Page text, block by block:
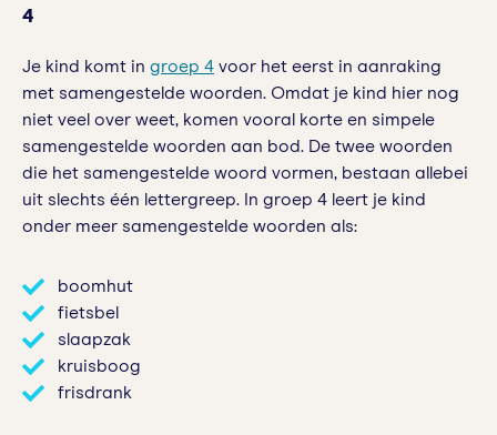
4
Je kind komt in groep 4 voor het eerst in aanraking
met samengestelde woorden. Omdat je kind hier nog
niet veel over weet, komen vooral korte en simpele
samengestelde woorden aan bod. De twee woorden
die het samengestelde woord vormen, bestaan allebei
uit slechts één lettergreep. In groep 4 leert je kind
onder meer samengestelde woorden als:
boomhut
fietsbel
slaapzak
kruisboog
frisdrank